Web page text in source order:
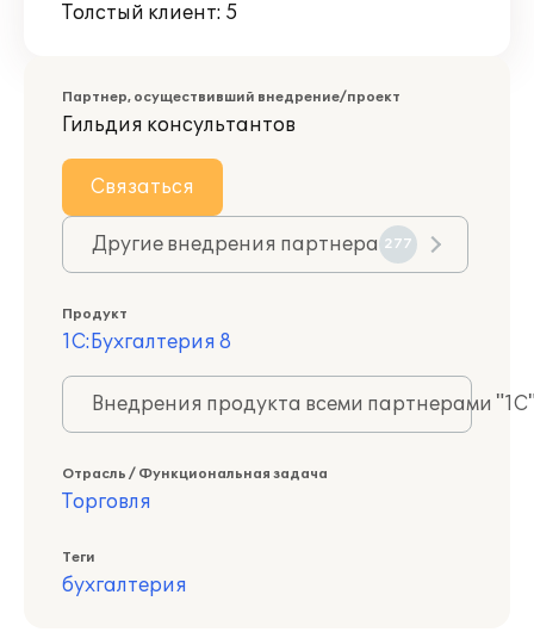
Толстый клиент: 5
Партнер, осуществивший внедрение/проект
Гильдия консультантов
Связаться
Другие внедрения партнера 277
Продукт
1С:Бухгалтерия 8
Внедрения продукта всеми партнерами
Отрасль / Функциональная задача
Торговля
Теги
бухгалтерия